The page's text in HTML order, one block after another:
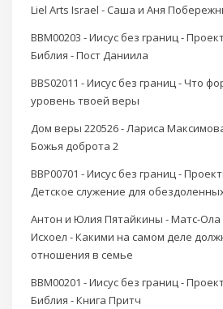
Liel Arts Israel - Саша и Аня
BBM00203 - Иисус без границ -
Библия - Пост Даниила
BBS02011 - Иисус без границ - Что
уровень твоей веры
Дом веры 220526 - Лариса
Божья доброта 2
BBP00701 - Иисус без границ -
Детское служение для
Антон и Юлия Пятайкины - Матс-Ола
Исхоел - Какими на самом деле
отношения в семье
BBM00201 - Иисус без границ -
Библия - Книга Притч